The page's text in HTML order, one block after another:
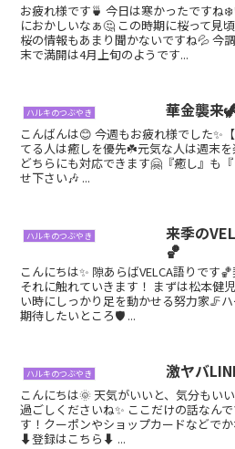
お疲れ様です🍵 今日は寒かったですね
におかしいなぁ🤔 この時期に桜って見
桜の情報もあまり聞かないですね💦 今
末で満開は4月上旬のようです...
ハルキのつぶやき 華金襲来
こんばんは😊 今週もお疲れ様でした✨
てる人は癒しを優先☘️元気な人は週末
どちらにも対応できます🤗『癒し』も
せ下さい🎶 ...
ハルキのつぶやき
来季の
🏀
こんにちは✨ 隙あらばVELCA語りです
それに触れていきます！ まずは松本健
い時にしっかり足を動かせる努力家🦵
期待したいところ🛡 ...
ハルキのつぶやき 激ヤバ
こんにちは🌞 天気がいいと、気分もい
過ごしくださいね✨ ここだけの話なん
す！クーポンやショップカードなどで
⬇登録はこちら⬇ ...